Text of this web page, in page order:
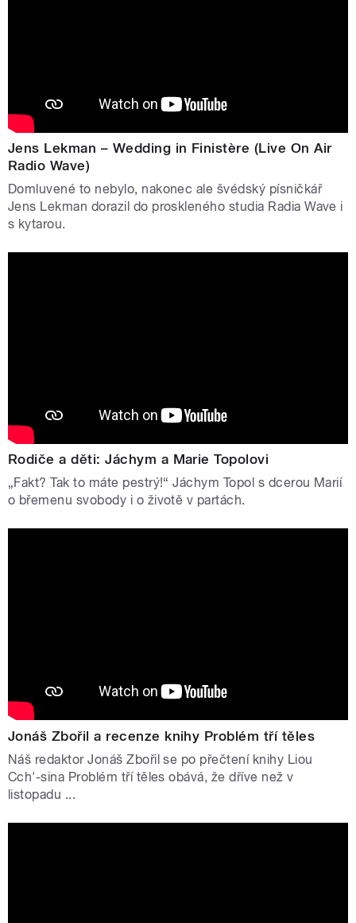
Jens Lekman – Wedding in Finistère (Live On Air
Radio Wave)
Domluvené to nebylo, nakonec ale švédský písničkář
Jens Lekman dorazil do proskleného studia Radia Wave i
s kytarou.
Rodiče a děti: Jáchym a Marie Topolovi
„Fakt? Tak to máte pestrý!“ Jáchym Topol s dcerou Marií
o břemenu svobody i o životě v partách.
Jonáš Zbořil a recenze knihy Problém tří těles
Náš redaktor Jonáš Zbořil se po přečtení knihy Liou
Cch'-sina Problém tří těles obává, že dříve než v
listopadu ...